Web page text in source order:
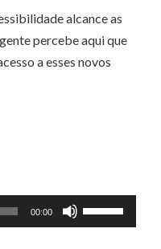
alcance as
percebe aqui que
a esses novos
00:00
Use
as